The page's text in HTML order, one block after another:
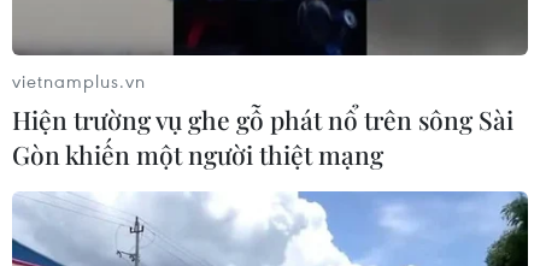
vietnamplus.vn
Hiện trường vụ ghe gỗ phát nổ trên sông Sài
Gòn khiến một người thiệt mạng